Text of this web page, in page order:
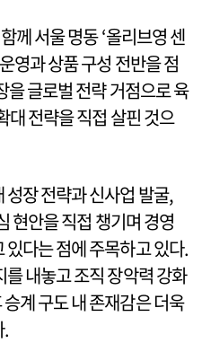
께 서울 명동 ‘올리브영 센
영과 상품 구성 전반을 점
글로벌 전략 거점으로 육
대 전략을 직접 살핀 것으
장 전략과 신사업 발굴,
현안을 직접 챙기며 경영
다는 점에 주목하고 있다.
내놓고 조직 장악력 강화
계 구도 내 존재감은 더욱
.